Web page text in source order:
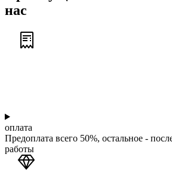
нас
оплата
Предоплата всего 50%, остальное -
работы